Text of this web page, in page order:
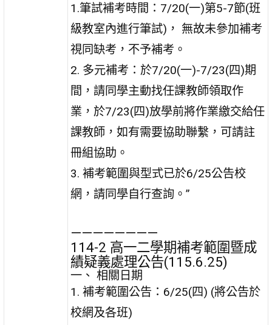
1.筆試補考時間：7/20(一)第5-7節(班
級教室內進行筆試)， 無故未參加補考
視同缺考，不予補考。
2. 多元補考：於7/20(一)-7/23(四)期
間，請同學主動找任課教師領取作
業，於7/23(四)放學前將作業繳交給任
課教師，如有需要協助聯繫，可請註
冊組協助。
3. 補考範圍與型式已於6/25公告校
網，請同學自行查詢。”
————————
114-2 高一二學期補考範圍暨成
績疑義處理公告(115.6.25)
一、 相關日期
1. 補考範圍公告：6/25(四) (將公告於
校網及各班)